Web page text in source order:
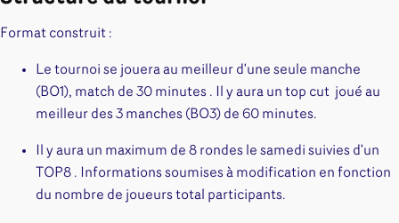
Format construit :
Le tournoi se jouera au meilleur d'une seule manche
(BO1), match de 30 minutes . Il y aura un top cut joué au
meilleur des 3 manches (BO3) de 60 minutes.
Il y aura un maximum de 8 rondes le samedi suivies d'un
TOP8 . Informations soumises à modification en fonction
du nombre de joueurs total participants.